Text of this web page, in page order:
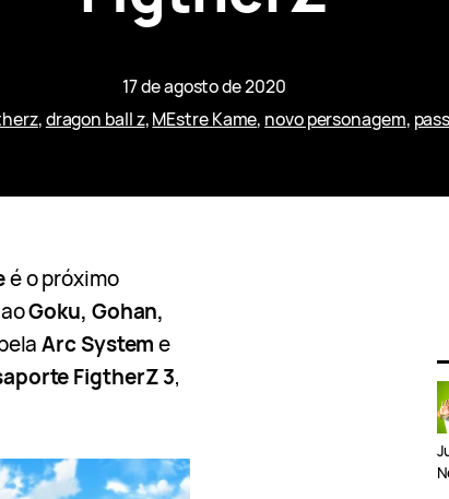
17 de agosto de 2020
, dragon ball z, MEstre Kame, novo personagem,
é o próximo
Goku, Gohan,
Arc Systeme
FigtherZ 3,